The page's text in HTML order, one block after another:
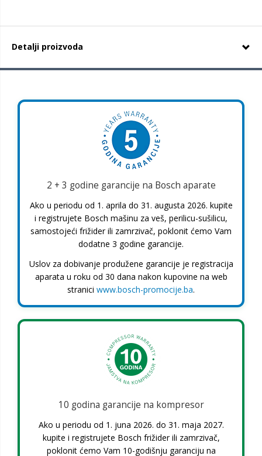
Detalji proizvoda
2 + 3 godine garancije na Bosch aparate
Ako u periodu od 1. aprila do 31. augusta 2026. kupite
i registrujete Bosch mašinu za veš, perilicu-sušilicu,
samostojeći frižider ili zamrzivač, poklonit ćemo Vam
dodatne 3 godine garancije.
Uslov za dobivanje produžene garancije je registracija
aparata u roku od 30 dana nakon kupovine na web
stranici www.bosch-promocije.ba.
10 godina garancije na kompresor
Ako u periodu od 1. juna 2026. do 31. maja 2027.
kupite i registrujete Bosch frižider ili zamrzivač,
poklonit ćemo Vam 10-godišnju garanciju na